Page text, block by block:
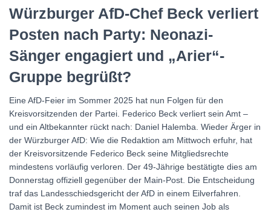
Würzburger AfD-Chef Beck verliert
Posten nach Party: Neonazi-
Sänger engagiert und „Arier“-
Gruppe begrüßt?
Eine AfD-Feier im Sommer 2025 hat nun Folgen für den
Kreisvorsitzenden der Partei. Federico Beck verliert sein Amt –
und ein Altbekannter rückt nach: Daniel Halemba. Wieder Ärger in
der Würzburger AfD: Wie die Redaktion am Mittwoch erfuhr, hat
der Kreisvorsitzende Federico Beck seine Mitgliedsrechte
mindestens vorläufig verloren. Der 49-Jährige bestätigte dies am
Donnerstag offiziell gegenüber der Main-Post. Die Entscheidung
traf das Landesschiedsgericht der AfD in einem Eilverfahren.
Damit ist Beck zumindest im Moment auch seinen Job als